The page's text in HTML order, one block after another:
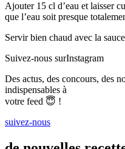
Ajouter 15 cl d’eau et laisser
que l’eau soit presque
Servir bien chaud avec la
Suivez-nous surInstagram
Des actus, des concours, des
indispensables à
votre feed 😇 !
suivez-nous